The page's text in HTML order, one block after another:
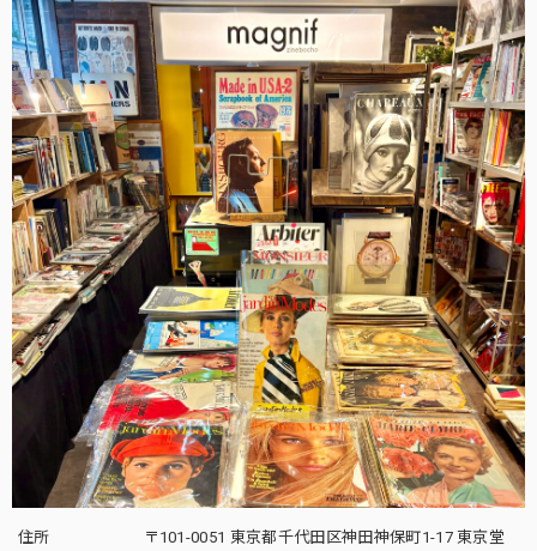
住所
〒101-0051 東京都千代田区神田神保町1-17 東京堂